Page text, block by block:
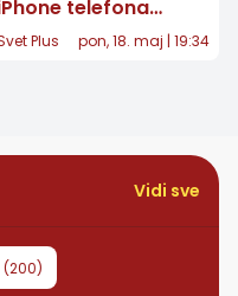
telefona
zbog
Plus pon, 18. maj | 19:34
Vidi sve
(200)